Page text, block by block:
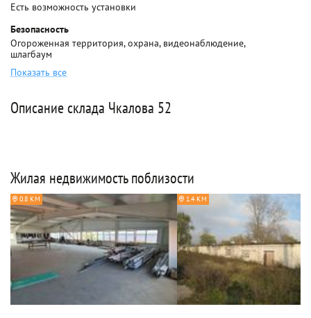
Есть возможность установки
Безопасность
Огороженная территория, охрана, видеонаблюдение,
шлагбаум
Показать все
Описание склада Чкалова 52
Жилая недвижимость поблизости
0.8 КМ 1.4 КМ